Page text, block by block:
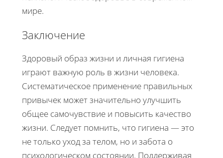
мире.
Заключение
Здоровый образ жизни и личная гигиена
играют важную роль в жизни человека.
Систематическое применение правильных
привычек может значительно улучшить
общее самочувствие и повысить качество
жизни. Следует помнить, что гигиена — это
не только уход за телом, но и забота о
психологическом состоянии. Поддерживая